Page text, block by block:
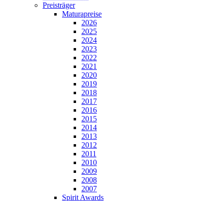
Preisträger
Maturapreise
2026
2025
2024
2023
2022
2021
2020
2019
2018
2017
2016
2015
2014
2013
2012
2011
2010
2009
2008
2007
Spirit Awards